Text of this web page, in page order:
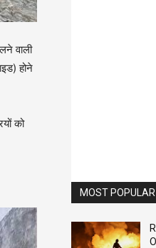
वाली
होने
को
MOST POPULAR